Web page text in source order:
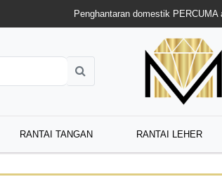
Penghantaran domestik
RANTAI TANGAN RANTAI LEHER